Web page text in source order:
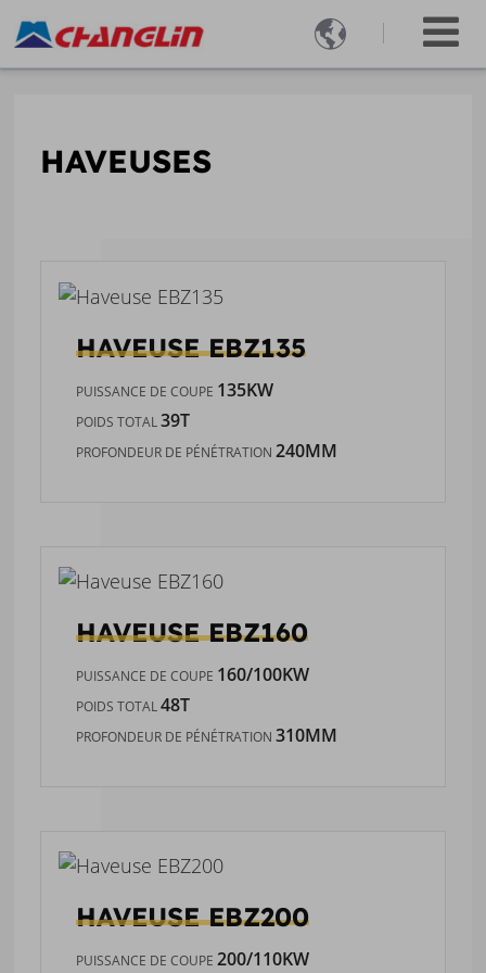

HAVEUSES
HAVEUSEEBZ135
PUISSANCE DE COUPE 135KW
POIDS TOTAL39T
PROFONDEUR DE PÉNÉTRATION240MM
HAVEUSEEBZ160
PUISSANCE DE COUPE 160/100KW
POIDS TOTAL48T
PROFONDEUR DE PÉNÉTRATION310MM
HAVEUSEEBZ200
PUISSANCE DE COUPE200/110KW